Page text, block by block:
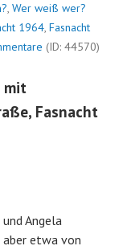
, Wer weiß wer?
1964, Fasnacht
(ID: 44570)
mit
Fasnacht
Angela
aber etwa von